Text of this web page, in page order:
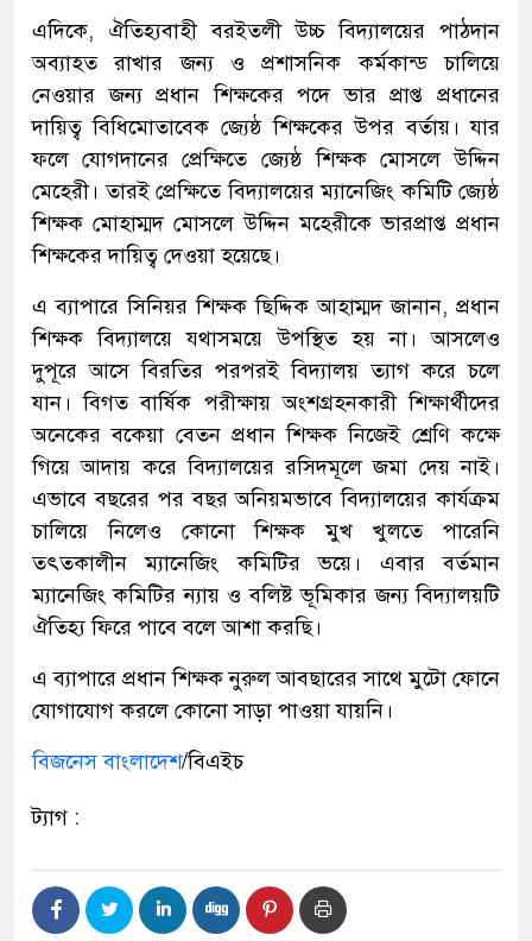
এদিকে, ঐতিহ্যবাহী বরইতলী উচ্চ বিদ্যালয়ের পাঠদান
অব্যাহত রাখার জন্য ও প্রশাসনিক কর্মকান্ড চালিয়ে
নেওয়ার জন্য প্রধান শিক্ষকের পদে ভার প্রাপ্ত প্রধানের
দায়িত্ব বিধিমোতাবেক জ্যেষ্ঠ শিক্ষকের উপর বর্তায়। যার
ফলে যোগদানের প্রেক্ষিতে জ্যেষ্ঠ শিক্ষক মোসলে উদ্দিন
মেহেরী। তারই প্রেক্ষিতে বিদ্যালয়ের ম্যানেজিং কমিটি জ্যেষ্ঠ
শিক্ষক মোহাম্মদ মোসলে উদ্দিন মহেরীকে ভারপ্রাপ্ত প্রধান
শিক্ষকের দায়িত্ব দেওয়া হয়েছে।
এ ব্যাপারে সিনিয়র শিক্ষক ছিদ্দিক আহাম্মদ জানান, প্রধান
শিক্ষক বিদ্যালয়ে যথাসময়ে উপস্থিত হয় না। আসলেও
দুপূরে আসে বিরতির পরপরই বিদ্যালয় ত্যাগ করে চলে
যান। বিগত বার্ষিক পরীক্ষায় অংশগ্রহনকারী শিক্ষার্থীদের
অনেকের বকেয়া বেতন প্রধান শিক্ষক নিজেই শ্রেণি কক্ষে
গিয়ে আদায় করে বিদ্যালয়ের রসিদমূলে জমা দেয় নাই।
এভাবে বছরের পর বছর অনিয়মভাবে বিদ্যালয়ের কার্যক্রম
চালিয়ে নিলেও কোনো শিক্ষক মুখ খুলতে পারেনি
তৎতকালীন ম্যানেজিং কমিটির ভয়ে। এবার বর্তমান
ম্যানেজিং কমিটির ন্যায় ও বলিষ্ট ভূমিকার জন্য বিদ্যালয়টি
ঐতিহ্য ফিরে পাবে বলে আশা করছি।
এ ব্যাপারে প্রধান শিক্ষক নুরুল আবছারের সাথে মুটো ফোনে
যোগাযোগ করলে কোনো সাড়া পাওয়া যায়নি।
বিজনেস বাংলাদেশ/বিএইচ
ট্যাগ :